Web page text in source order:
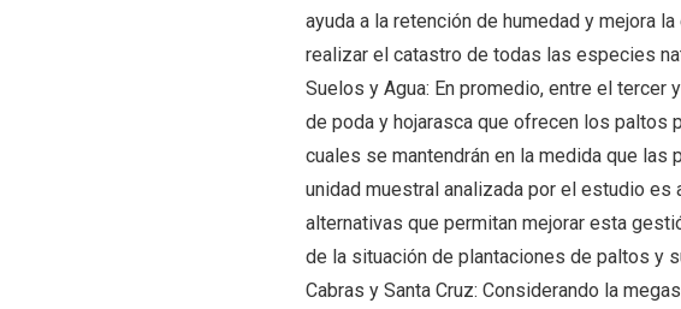
ayuda a la retención de humedad y mejora
realizar el catastro de todas las especies
Suelos y Agua: En promedio, entre el tercer
de poda y hojarasca que ofrecen los
cuales se mantendrán en la medida que las
unidad muestral analizada por el estudio
alternativas que permitan mejorar esta
de la situación de plantaciones de paltos y
Cabras y Santa Cruz: Considerando la